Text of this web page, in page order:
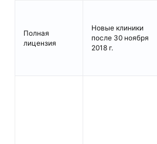
Полная
лицензия
Новые клиники
после 30 ноября
2018 г.